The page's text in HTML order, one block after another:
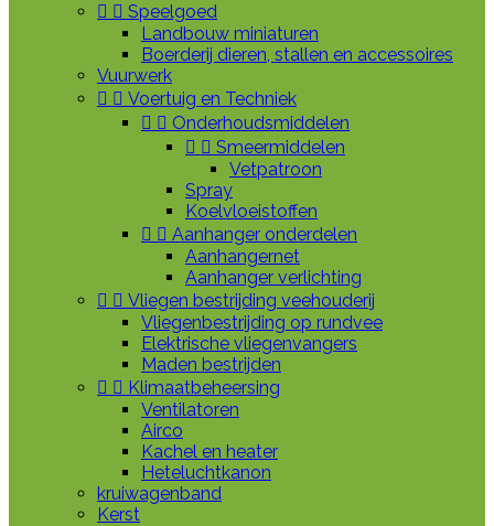
  Speelgoed
Landbouw miniaturen
Boerderij dieren, stallen en accessoires
Vuurwerk
  Voertuig en Techniek
  Onderhoudsmiddelen
  Smeermiddelen
Vetpatroon
Spray
Koelvloeistoffen
  Aanhanger onderdelen
Aanhangernet
Aanhanger verlichting
  Vliegen bestrijding veehouderij
Vliegenbestrijding op rundvee
Elektrische vliegenvangers
Maden bestrijden
  Klimaatbeheersing
Ventilatoren
Airco
Kachel en heater
Heteluchtkanon
kruiwagenband
Kerst